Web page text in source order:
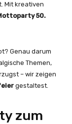
Mit kreativen
50.
Genau darum
Themen,
– wir zeigen
gestaltest.
zum